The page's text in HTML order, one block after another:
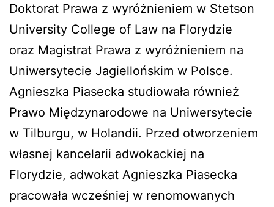
Doktorat Prawa z wyróżnieniem w Stetson
University College of Law na Florydzie
oraz Magistrat Prawa z wyróżnieniem na
Uniwersytecie Jagiellońskim w Polsce.
Agnieszka Piasecka studiowała również
Prawo Międzynarodowe na Uniwersytecie
w Tilburgu, w Holandii. Przed otworzeniem
własnej kancelarii adwokackiej na
Florydzie, adwokat Agnieszka Piasecka
pracowała wcześniej w renomowanych